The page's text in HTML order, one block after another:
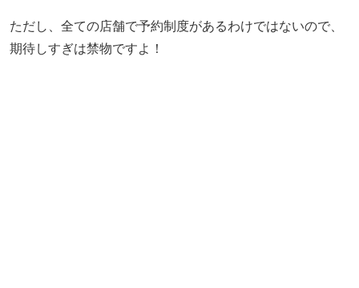
ただし、全ての店舗で予約制度があるわけではないので、
期待しすぎは禁物ですよ！